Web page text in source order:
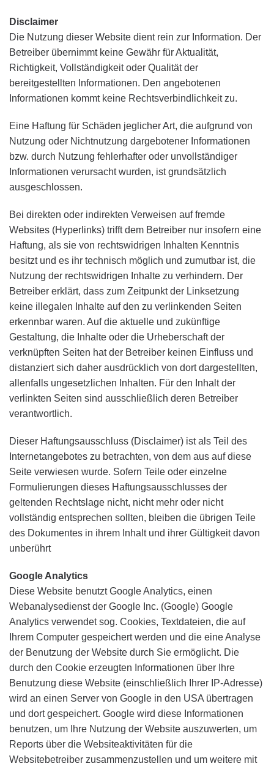
Disclaimer
Die Nutzung dieser Website dient rein zur Information. Der
Betreiber übernimmt keine Gewähr für Aktualität,
Richtigkeit, Vollständigkeit oder Qualität der
bereitgestellten Informationen. Den angebotenen
Informationen kommt keine Rechtsverbindlichkeit zu.
Eine Haftung für Schäden jeglicher Art, die aufgrund von
Nutzung oder Nichtnutzung dargebotener Informationen
bzw. durch Nutzung fehlerhafter oder unvollständiger
Informationen verursacht wurden, ist grundsätzlich
ausgeschlossen.
Bei direkten oder indirekten Verweisen auf fremde
Websites (Hyperlinks) trifft dem Betreiber nur insofern eine
Haftung, als sie von rechtswidrigen Inhalten Kenntnis
besitzt und es ihr technisch möglich und zumutbar ist, die
Nutzung der rechtswidrigen Inhalte zu verhindern. Der
Betreiber erklärt, dass zum Zeitpunkt der Linksetzung
keine illegalen Inhalte auf den zu verlinkenden Seiten
erkennbar waren. Auf die aktuelle und zukünftige
Gestaltung, die Inhalte oder die Urheberschaft der
verknüpften Seiten hat der Betreiber keinen Einfluss und
distanziert sich daher ausdrücklich von dort dargestellten,
allenfalls ungesetzlichen Inhalten. Für den Inhalt der
verlinkten Seiten sind ausschließlich deren Betreiber
verantwortlich.
Dieser Haftungsausschluss (Disclaimer) ist als Teil des
Internetangebotes zu betrachten, von dem aus auf diese
Seite verwiesen wurde. Sofern Teile oder einzelne
Formulierungen dieses Haftungsausschlusses der
geltenden Rechtslage nicht, nicht mehr oder nicht
vollständig entsprechen sollten, bleiben die übrigen Teile
des Dokumentes in ihrem Inhalt und ihrer Gültigkeit davon
unberührt
Google Analytics
Diese Website benutzt Google Analytics, einen
Webanalysedienst der Google Inc. (Google) Google
Analytics verwendet sog. Cookies, Textdateien, die auf
Ihrem Computer gespeichert werden und die eine Analyse
der Benutzung der Website durch Sie ermöglicht. Die
durch den Cookie erzeugten Informationen über Ihre
Benutzung diese Website (einschließlich Ihrer IP-Adresse)
wird an einen Server von Google in den USA übertragen
und dort gespeichert. Google wird diese Informationen
benutzen, um Ihre Nutzung der Website auszuwerten, um
Reports über die Websiteaktivitäten für die
Websitebetreiber zusammenzustellen und um weitere mit